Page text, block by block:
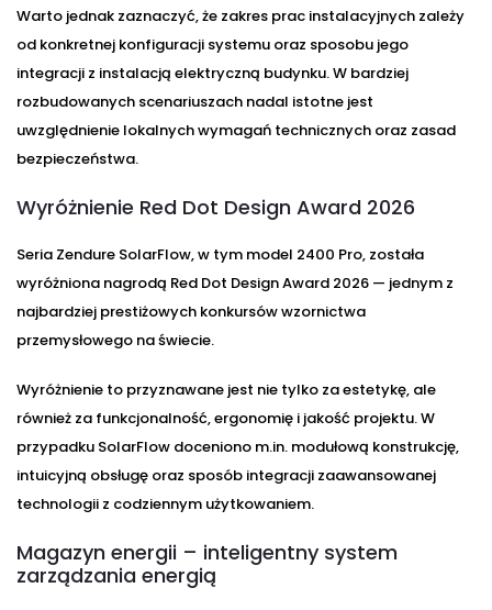
Warto jednak zaznaczyć, że zakres prac instalacyjnych zależy
od konkretnej konfiguracji systemu oraz sposobu jego
integracji z instalacją elektryczną budynku. W bardziej
rozbudowanych scenariuszach nadal istotne jest
uwzględnienie lokalnych wymagań technicznych oraz zasad
bezpieczeństwa.
Wyróżnienie Red Dot Design Award 2026
Seria Zendure SolarFlow, w tym model 2400 Pro, została
wyróżniona nagrodą Red Dot Design Award 2026 — jednym z
najbardziej prestiżowych konkursów wzornictwa
przemysłowego na świecie.
Wyróżnienie to przyznawane jest nie tylko za estetykę, ale
również za funkcjonalność, ergonomię i jakość projektu. W
przypadku SolarFlow doceniono m.in. modułową konstrukcję,
intuicyjną obsługę oraz sposób integracji zaawansowanej
technologii z codziennym użytkowaniem.
Magazyn energii – inteligentny system
zarządzania energią